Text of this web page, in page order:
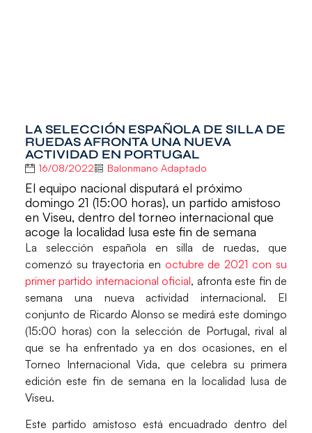
LA SELECCIÓN ESPAÑOLA DE SILLA DE
RUEDAS AFRONTA UNA NUEVA
ACTIVIDAD EN PORTUGAL
16/08/2022 Balonmano Adaptado
El equipo nacional disputará el próximo
domingo 21 (15:00 horas), un partido amistoso
en Viseu, dentro del torneo internacional que
acoge la localidad lusa este fin de semana
La selección española en silla de ruedas,que
comenzó su trayectoria en octubre de 2021 con su
primer partido internacional oficial, afronta este fin de
semana una nueva actividad internacional. El
conjunto de Ricardo Alonso se medirá este domingo
(15:00 horas) con la selección de Portugal, rival al
que se ha enfrentado ya en dos ocasiones, en el
Torneo Internacional Vida, que celebra su primera
edición este fin de semana en la localidad lusa de
Viseu.
Este partido amistoso está encuadrado dentro del